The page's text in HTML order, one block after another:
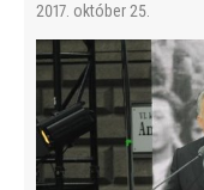
2017. október 25.